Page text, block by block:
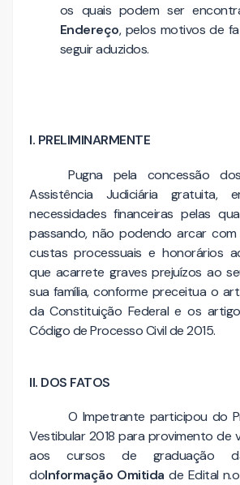
os quais podem ser
Endereço, pelos motivos de
seguir aduzidos.
I. PRELIMINARMENTE
Pugna pela concessão
Assistência Judiciária gratuita,
necessidades financeiras pelas
passando, não podendo arcar
custas processuais e honorários
que acarrete graves prejuízos ao
sua família, conforme preceitua o
da Constituição Federal e os
Código de Processo Civil de 2015.
II. DOS FATOS
O Impetrante participou do
Vestibular 2018 para provimento de
aos cursos de graduação da
doInformação Omitida de Edital